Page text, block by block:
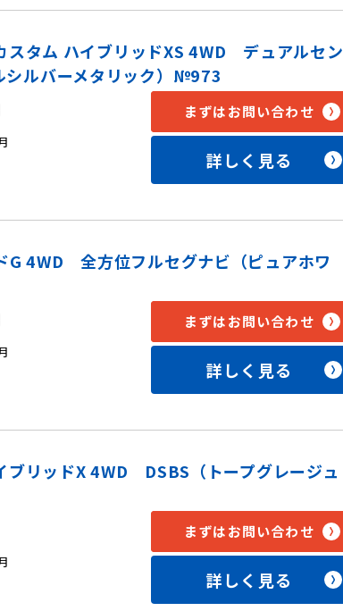
タム ハイブリッドXS 4WD デュアルセン
シルバーメタリック）№973
まずはお問い合わせ
詳しく見る
4WD 全方位フルセグナビ（ピュアホワ
まずはお問い合わせ
詳しく見る
リッドX 4WD DSBS（トープグレージュ
まずはお問い合わせ
詳しく見る